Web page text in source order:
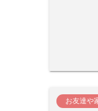
お友達や